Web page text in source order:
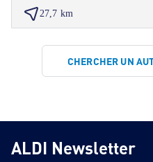
27,7 km
CHERCHER UN
ALDI Newsletter